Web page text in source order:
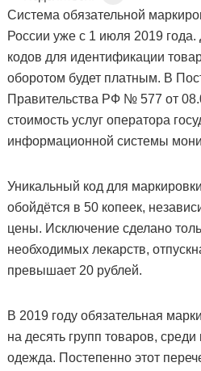
Система обязательной
России уже с 1 июля 2019 года.
кодов для идентификации
оборотом будет платным. В
Правительства РФ № 577 от
стоимость услуг оператора
информационной системы
Уникальный код для
обойдётся в 50 копеек,
цены. Исключение сделано
необходимых лекарств,
превышает 20 рублей.
В 2019 году обязательная
на десять групп товаров,
одежда. Постепенно этот